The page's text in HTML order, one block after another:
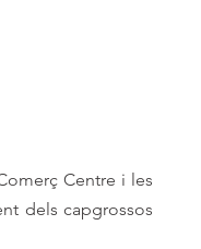
Centre i les
dels capgrossos